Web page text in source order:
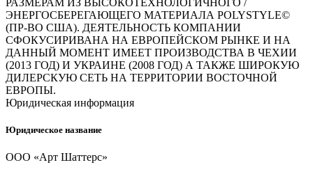
РАЗМЕРАМ ИЗ ВЫСОКОТЕХНОЛОГИЧНОГО /
ЭНЕРГОСБЕРЕГАЮЩЕГО МАТЕРИАЛА POLYSTYLE©
(ПР-ВО США). ДЕЯТЕЛЬНОСТЬ КОМПАНИИ
СФОКУСИРИВАНА НА ЕВРОПЕЙСКОМ РЫНКЕ И НА
ДАННЫЙ МОМЕНТ ИМЕЕТ ПРОИЗВОДСТВА В ЧЕХИИ
(2013 ГОД) И УКРАИНЕ (2008 ГОД) А ТАКЖЕ ШИРОКУЮ
ДИЛЕРСКУЮ СЕТЬ НА ТЕРРИТОРИИ ВОСТОЧНОЙ
ЕВРОПЫ.
Юридическая информация
Юридическое название
ООО «Арт Шаттерс»